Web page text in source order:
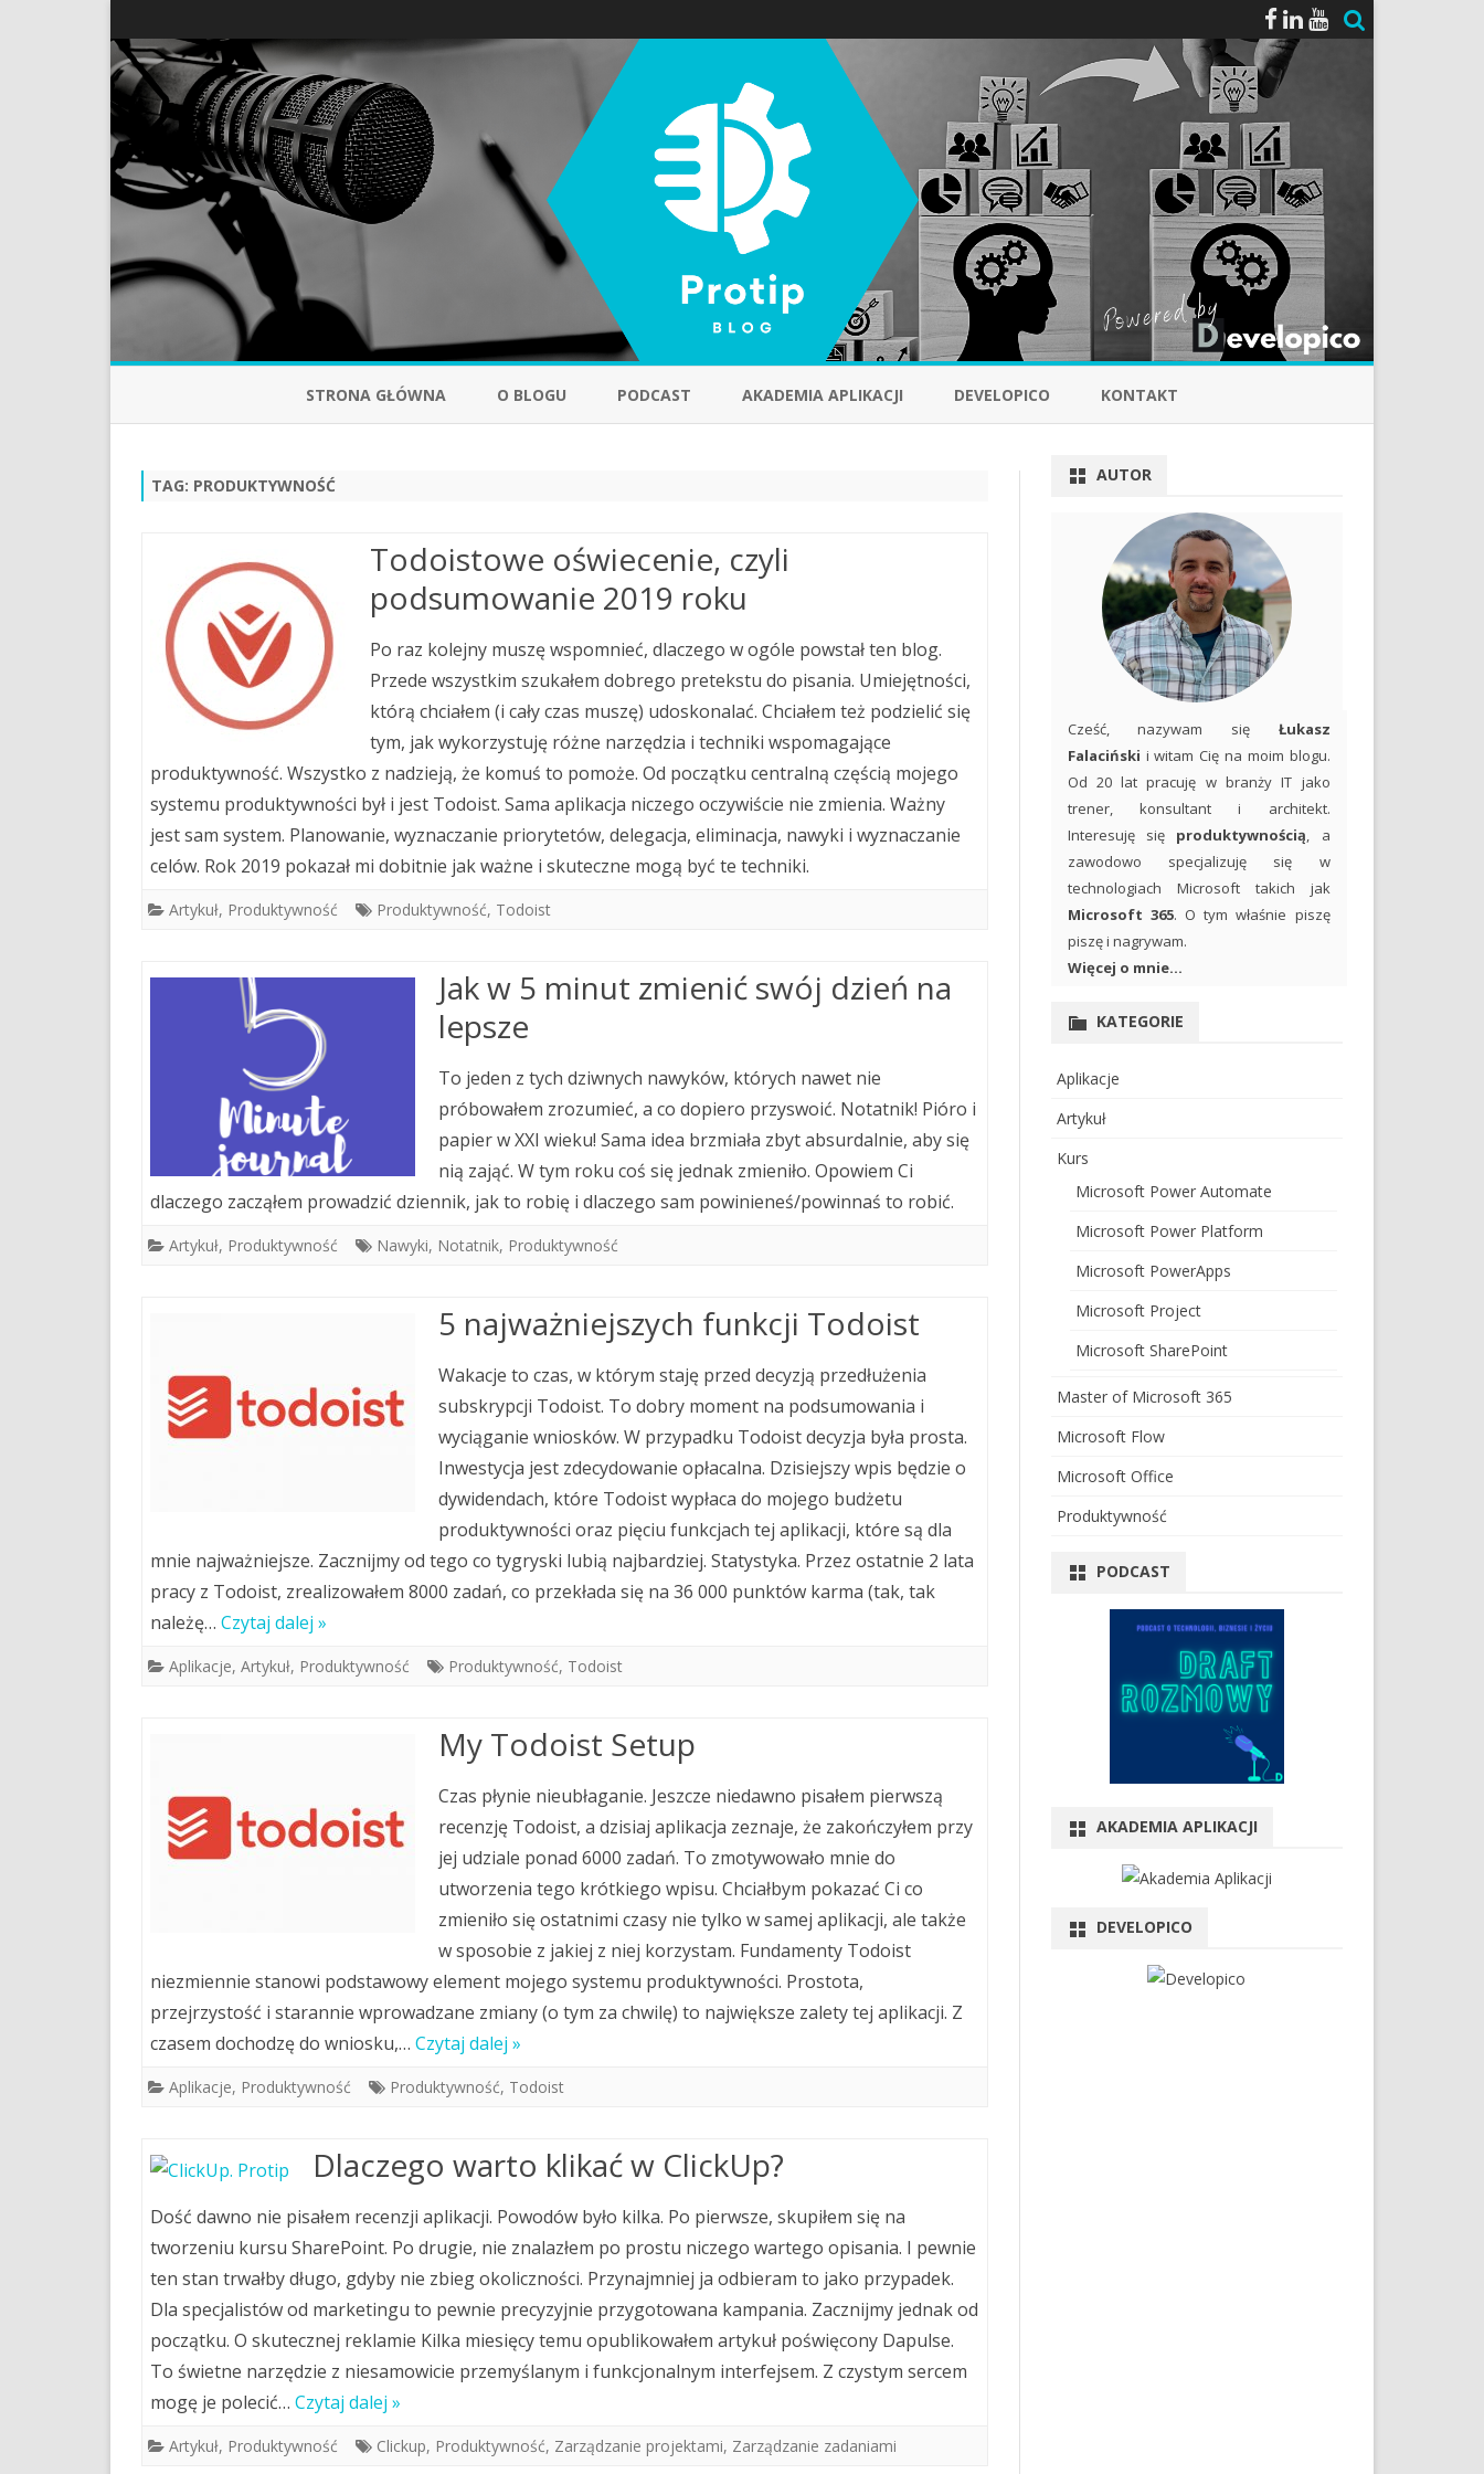
to
STRONA GŁÓWNA O BLOGU PODCAST AKADEMIA APLIKACJI DEVELOPICO KONTAKT
TAG: PRODUKTYWNOŚĆ
Todoistowe oświecenie, czyli
podsumowanie 2019 roku
Po raz kolejny muszę wspomnieć, dlaczego w ogóle powstał ten blog.
Przede wszystkim szukałem dobrego pretekstu do pisania. Umiejętności,
którą chciałem (i cały czas muszę) udoskonalać. Chciałem też podzielić się
tym, jak wykorzystuję różne narzędzia i techniki wspomagające
produktywność. Wszystko z nadzieją, że komuś to pomoże. Od początku centralną częścią mojego
systemu produktywności był i jest Todoist. Sama aplikacja niczego oczywiście nie zmienia. Ważny
jest sam system. Planowanie, wyznaczanie priorytetów, delegacja, eliminacja, nawyki i wyznaczanie
celów. Rok 2019 pokazał mi dobitnie jak ważne i skuteczne mogą być te techniki.
Artykuł, Produktywność Produktywność, Todoist
Jak w 5 minut zmienić swój dzień na
lepsze
To jeden z tych dziwnych nawyków, których nawet nie
próbowałem zrozumieć, a co dopiero przyswoić. Notatnik! Pióro i
papier w XXI wieku! Sama idea brzmiała zbyt absurdalnie, aby się
nią zająć. W tym roku coś się jednak zmieniło. Opowiem Ci
dlaczego zacząłem prowadzić dziennik, jak to robię i dlaczego sam powinieneś/powinnaś to robić.
Artykuł, Produktywność Nawyki, Notatnik, Produktywność
5 najważniejszych funkcji Todoist
Wakacje to czas, w którym staję przed decyzją przedłużenia
subskrypcji Todoist. To dobry moment na podsumowania i
wyciąganie wniosków. W przypadku Todoist decyzja była prosta.
Inwestycja jest zdecydowanie opłacalna. Dzisiejszy wpis będzie o
dywidendach, które Todoist wypłaca do mojego budżetu
produktywności oraz pięciu funkcjach tej aplikacji, które są dla
mnie najważniejsze. Zacznijmy od tego co tygryski lubią najbardziej. Statystyka. Przez ostatnie 2 lata
pracy z Todoist, zrealizowałem 8000 zadań, co przekłada się na 36 000 punktów karma (tak, tak
należę… Czytaj dalej »
Aplikacje, Artykuł, Produktywność Produktywność, Todoist
My Todoist Setup
Czas płynie nieubłaganie. Jeszcze niedawno pisałem pierwszą
recenzję Todoist, a dzisiaj aplikacja zeznaje, że zakończyłem przy
jej udziale ponad 6000 zadań. To zmotywowało mnie do
utworzenia tego krótkiego wpisu. Chciałbym pokazać Ci co
zmieniło się ostatnimi czasy nie tylko w samej aplikacji, ale także
w sposobie z jakiej z niej korzystam. Fundamenty Todoist
niezmiennie stanowi podstawowy element mojego systemu produktywności. Prostota,
przejrzystość i starannie wprowadzane zmiany (o tym za chwilę) to największe zalety tej aplikacji. Z
czasem dochodzę do wniosku,… Czytaj dalej »
Aplikacje, Produktywność Produktywność, Todoist
Dlaczego warto klikać w ClickUp?
Dość dawno nie pisałem recenzji aplikacji. Powodów było kilka. Po pierwsze, skupiłem się na
tworzeniu kursu SharePoint. Po drugie, nie znalazłem po prostu niczego wartego opisania. I pewnie
ten stan trwałby długo, gdyby nie zbieg okoliczności. Przynajmniej ja odbieram to jako przypadek.
Dla specjalistów od marketingu to pewnie precyzyjnie przygotowana kampania. Zacznijmy jednak od
początku. O skutecznej reklamie Kilka miesięcy temu opublikowałem artykuł poświęcony Dapulse.
To świetne narzędzie z niesamowicie przemyślanym i funkcjonalnym interfejsem. Z czystym sercem
mogę je polecić… Czytaj dalej »
Artykuł, Produktywność Clickup, Produktywność, Zarządzanie projektami, Zarządzanie zadaniami
AUTOR
Cześć, nazywam się Łukasz
Falaciński i witam Cię na moim blogu.
Od 20 lat pracuję w branży IT jako
trener, konsultant i architekt.
Interesuję się produktywnością, a
zawodowo specjalizuję się w
technologiach Microsoft takich jak
Microsoft 365. O tym właśnie piszę
piszę i nagrywam.
Więcej o mnie...
KATEGORIE
Aplikacje
Artykuł
Kurs
Microsoft Power Automate
Microsoft Power Platform
Microsoft PowerApps
Microsoft Project
Microsoft SharePoint
Master of Microsoft 365
Microsoft Flow
Microsoft Office
Produktywność
PODCAST
AKADEMIA APLIKACJI
DEVELOPICO